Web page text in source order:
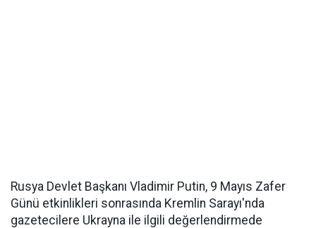
Rusya Devlet Başkanı Vladimir Putin, 9 Mayıs Zafer
Günü etkinlikleri sonrasında Kremlin Sarayı'nda
gazetecilere Ukrayna ile ilgili değerlendirmede